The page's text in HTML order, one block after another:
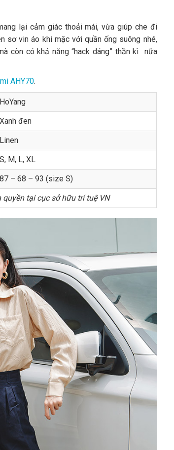
lại cảm giác thoải mái, vừa giúp che đi
sơ vin áo khi mặc với quần ống suông nhé,
còn có khả năng “hack dáng” thần kì nữa
AHY70.
HoYang
Xanh đen
Linen
S, M, L, XL
87 – 68 – 93 (size S)
tại cục sở hữu trí tuệ VN